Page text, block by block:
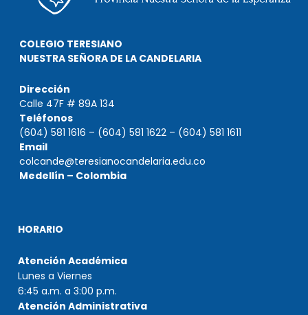
COLEGIO TERESIANO
NUESTRA SEÑORA DE LA CANDELARIA
Dirección
Calle 47F # 89A 134
Teléfonos
(604) 581 1616 – (604) 581 1622 – (604) 581 1611
Email
colcande@teresianocandelaria.edu.co
Medellín – Colombia
HORARIO
Atención Académica
Lunes a Viernes
6:45 a.m. a 3:00 p.m.
Atención Administrativa